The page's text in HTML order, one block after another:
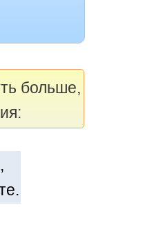
больше,